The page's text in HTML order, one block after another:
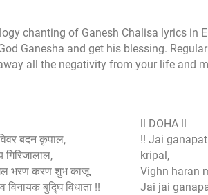
chanting of Ganesh Chalisa lyrics in
Ganesha and get his blessing.
all the negativity from your life and
बदन कृपाल,
भरण करण शुभ काजू,
बुद्घि विधाता !!
ll DOHA ll
!! Jai
kripal,
Vighn haran
Jai jai